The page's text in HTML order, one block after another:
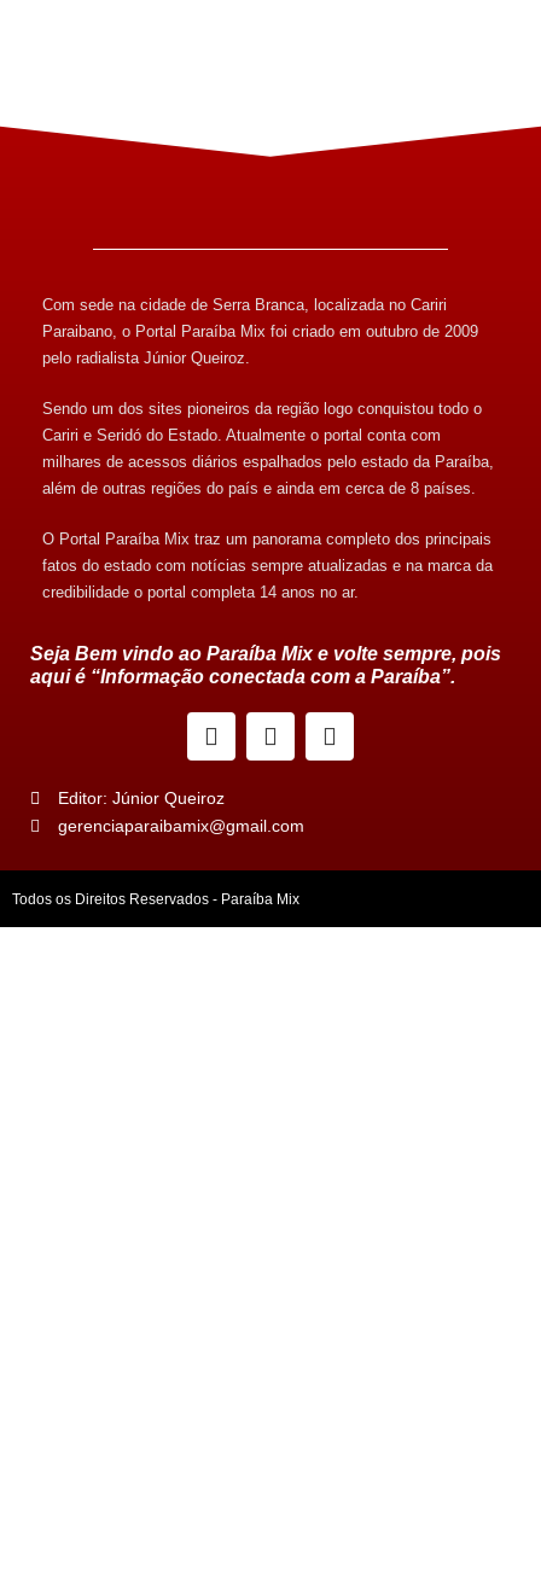
Com sede na cidade de Serra Branca, localizada no Cariri
Paraibano, o Portal Paraíba Mix foi criado em outubro de 2009
pelo radialista Júnior Queiroz.
Sendo um dos sites pioneiros da região logo conquistou todo o
Cariri e Seridó do Estado. Atualmente o portal conta com
milhares de acessos diários espalhados pelo estado da Paraíba,
além de outras regiões do país e ainda em cerca de 8 países.
O Portal Paraíba Mix traz um panorama completo dos principais
fatos do estado com notícias sempre atualizadas e na marca da
credibilidade o portal completa 14 anos no ar.
Seja Bem vindo ao Paraíba Mix e volte sempre, pois
aqui é “Informação conectada com a Paraíba”.
Editor: Júnior Queiroz
gerenciaparaibamix@gmail.com
Todos os Direitos Reservados - Paraíba Mix